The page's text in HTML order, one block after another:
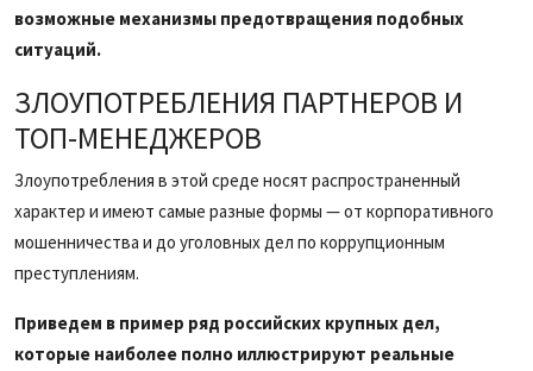
возможные механизмы предотвращения подобных
ситуаций.
ЗЛОУПОТРЕБЛЕНИЯ ПАРТНЕРОВ И
ТОП-МЕНЕДЖЕРОВ
Злоупотребления в этой среде носят распространенный
характер и имеют самые разные формы — от корпоративного
мошенничества и до уголовных дел по коррупционным
преступлениям.
Приведем в пример ряд российских крупных дел,
которые наиболее полно иллюстрируют реальные